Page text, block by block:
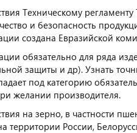
Техническому
и безопасность
создана Евразийской
обязательно для ряда
защиты и др). Узнать
под категорию
желании производителя.
на зерно, в частности
территории России,